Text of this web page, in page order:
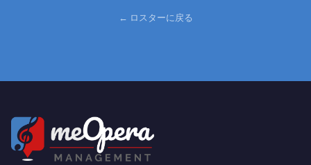
← ロスターに戻る